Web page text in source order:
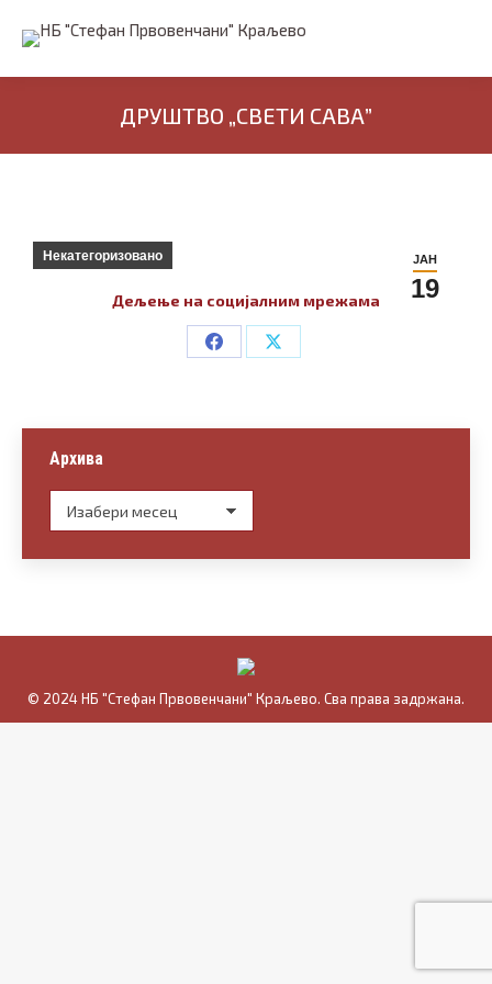
ДРУШТВО „СВЕТИ САВА”
ЈАН
19
Некатегоризовано
Дељење на социјалним мрежама
Share
Share
Архива
Архива
© 2024 НБ "Стефан Првовенчани" Краљево. Сва права задржана.